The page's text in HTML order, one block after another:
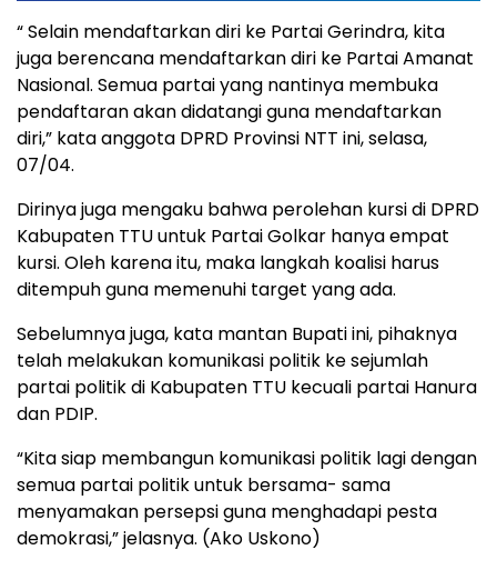
“ Selain mendaftarkan diri ke Partai Gerindra, kita
juga berencana mendaftarkan diri ke Partai Amanat
Nasional. Semua partai yang nantinya membuka
pendaftaran akan didatangi guna mendaftarkan
diri,” kata anggota DPRD Provinsi NTT ini, selasa,
07/04.
Dirinya juga mengaku bahwa perolehan kursi di DPRD
Kabupaten TTU untuk Partai Golkar hanya empat
kursi. Oleh karena itu, maka langkah koalisi harus
ditempuh guna memenuhi target yang ada.
Sebelumnya juga, kata mantan Bupati ini, pihaknya
telah melakukan komunikasi politik ke sejumlah
partai politik di Kabupaten TTU kecuali partai Hanura
dan PDIP.
“Kita siap membangun komunikasi politik lagi dengan
semua partai politik untuk bersama- sama
menyamakan persepsi guna menghadapi pesta
demokrasi,” jelasnya. (Ako Uskono)